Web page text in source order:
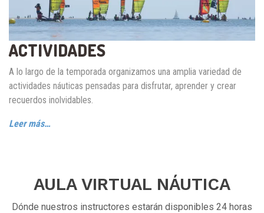
ACTIVIDADES
A lo largo de la temporada organizamos una amplia variedad de
actividades náuticas pensadas para disfrutar, aprender y crear
recuerdos inolvidables.
Leer más…
AULA VIRTUAL NÁUTICA
Dónde nuestros instructores estarán disponibles 24 horas